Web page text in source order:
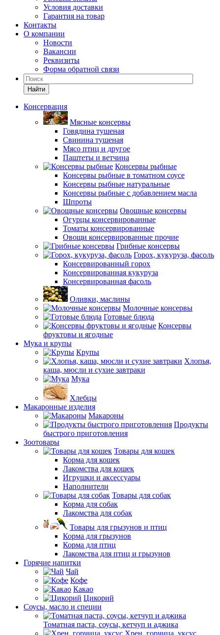
Условия доставки
Гарантия на товар
Контакты
О компании
Новости
Вакансии
Реквизиты
Форма обратной связи
Найти
Консервация
Мясные консервы
Говядина тушеная
Свинина тушеная
Мясо птиц и другое
Паштеты и ветчина
Консервы рыбные
Консервы рыбные в томатном соусе
Консервы рыбные натуральные
Консервы рыбные с добавлением масла
Шпроты
Овощные консервы
Огурцы консервированные
Томаты консервированные
Овощи консервированные прочие
Грибные консервы
Горох, кукуруза, фасоль
Консервированный горох
Консервированная кукуруза
Консервированная фасоль
Оливки, маслины
Молочные консервы
Готовые блюда
Консервы
фруктовы и ягодные
Мука и крупы
Крупы
Хлопья,
каша, мюсли и сухие завтраки
Мука
Хлебцы
Макаронные изделия
Макароны
Продукты
быстрого приготовления
Зоотовары
Товары для кошек
Корма для кошек
Лакомства для кошек
Игрушки и аксессуары
Наполнители
Товары для собак
Корма для собак
Лакомства для собак
Товары для грызунов и птиц
Корма для грызунов
Корма для птиц
Лакомства для птиц и грызунов
Горячие напитки
Чай
Кофе
Какао
Цикорий
Соусы, масло и специи
Томатная паста, соусы, кетчуп и аджика
Хрен, горчица, уксус